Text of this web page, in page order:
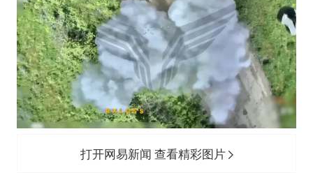
打开网易新闻 查看精彩图片